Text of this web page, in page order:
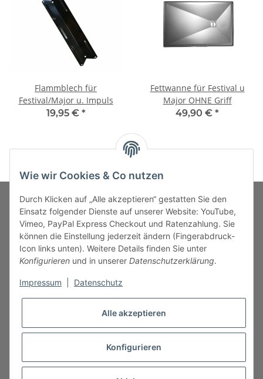
Flammblech für
Festival/Major u. Impuls
19,95 € *
Fettwanne für Festival u
Major OHNE Griff
49,90 € *
MARKENWELT
SERVICE
INFORMATIONEN
* Alle Preise inkl. gesetzlicher USt., zzgl.Versand
Wie wir Cookies & Co nutzen
Durch Klicken auf „Alle akzeptieren“ gestatten Sie den
Einsatz folgender Dienste auf unserer Website: YouTube,
Vimeo, PayPal Express Checkout und Ratenzahlung. Sie
können die Einstellung jederzeit ändern (Fingerabdruck-
Icon links unten). Weitere Details finden Sie unter
Konfigurieren und in unserer Datenschutzerklärung.
Impressum Datenschutz
Alle akzeptieren
Konfigurieren